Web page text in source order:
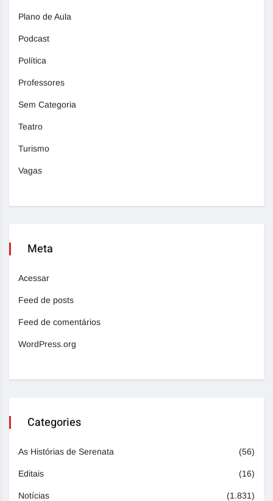
Plano de Aula
Podcast
Política
Professores
Sem Categoria
Teatro
Turismo
Vagas
Meta
Acessar
Feed de posts
Feed de comentários
WordPress.org
Categories
As Histórias de Serenata (56)
Editais (16)
Notícias (1.831)